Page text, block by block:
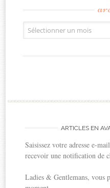
Archives
ARTICLES EN
Saisissez votre adresse e-
recevoir une notification de
Ladies & Gentlemans, vous